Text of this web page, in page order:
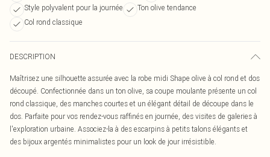
Style polyvalent pour la journée
Ton olive tendance
Col rond classique
DESCRIPTION
Maîtrisez une silhouette assurée avec la robe midi Shape olive à col rond et dos
découpé. Confectionnée dans un ton olive, sa coupe moulante présente un col
rond classique, des manches courtes et un élégant détail de découpe dans le
dos. Parfaite pour vos rendez-vous raffinés en journée, des visites de galeries à
l'exploration urbaine. Associez-la à des escarpins à petits talons élégants et
des bijoux argentés minimalistes pour un look de jour irrésistible.